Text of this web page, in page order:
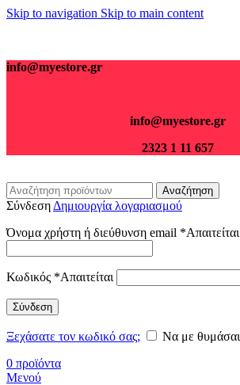
Skip to navigation Skip to main content
info@myestore.gr
info@myestore.gr
2323 1 11 657
Αναζήτηση
Σύνδεση Δημιουργία λογαριασμού
Όνομα χρήστη ή διεύθυνση email *Απαιτείται
Κωδικός *Απαιτείται
Σύνδεση
Ξεχάσατε τον κωδικό σας;
Να με θυμάσαι
0 προϊόντα
Μενού